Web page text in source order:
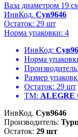
Ваза диаметром 19
ИнвКод. Сув9646
Остаток: 29 шт
Норма упаковки: 4
ИнвКод:
Норма
Производитель:
Размер
Остаток: 29 шт
ТМ: ALEGRE
ИнвКод. Сув9646
Производитель:
Остаток: 29 шт